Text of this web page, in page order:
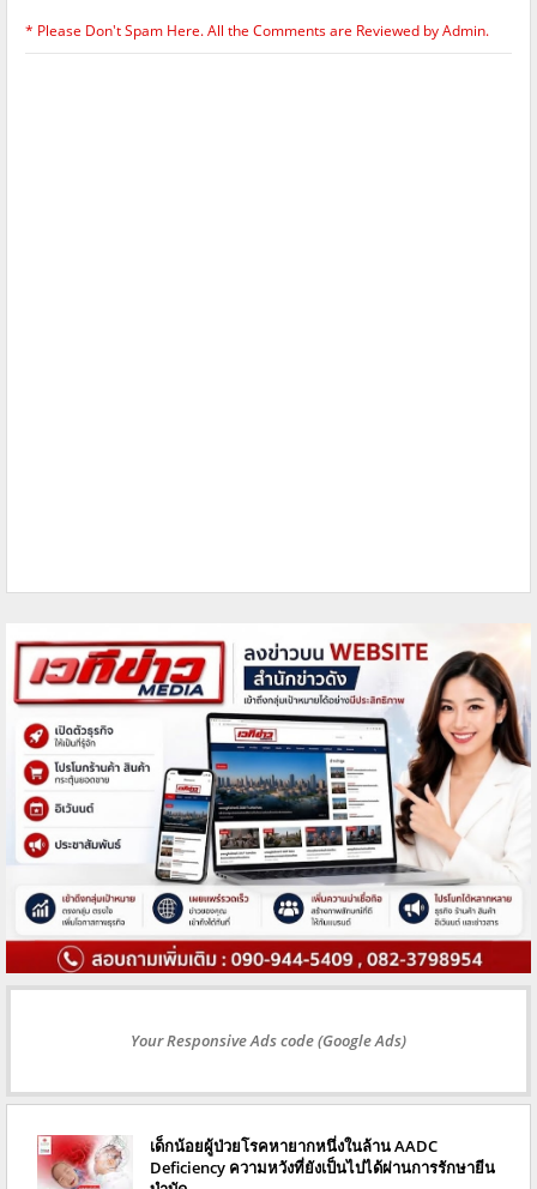
* Please Don't Spam Here. All the Comments are Reviewed by Admin.
Your Responsive Ads code (Google Ads)
เด็กน้อยผู้ป่วยโรคหายากหนึ่งในล้าน AADC
Deficiency ความหวังที่ยังเป็นไปได้ผ่านการรักษายีน